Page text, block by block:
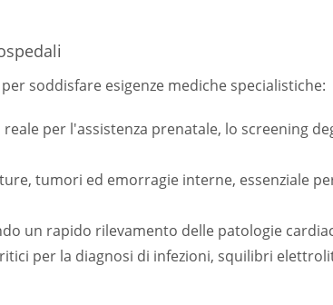
soddisfare esigenze mediche specialistiche:
per l'assistenza prenatale, lo screening
tumori ed emorragie interne, essenziale
un rapido rilevamento delle patologie
per la diagnosi di infezioni, squilibri